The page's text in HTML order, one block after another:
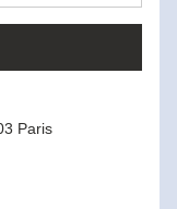
Paris